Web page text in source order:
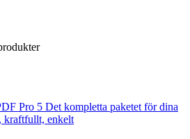
Pro 5 Det kompletta paketet för dina
enkelt